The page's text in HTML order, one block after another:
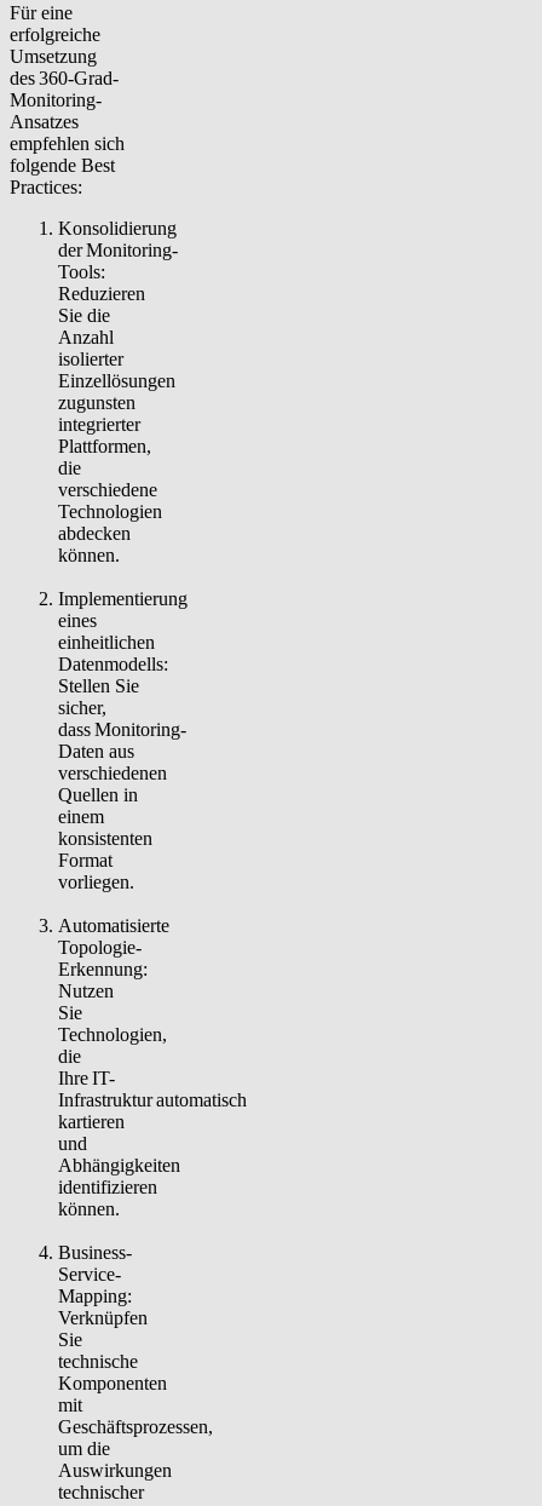
Für eine
erfolgreiche
Umsetzung
des 360-Grad-
Monitoring-
Ansatzes
empfehlen sich
folgende Best
Practices:
Konsolidierung
der Monitoring-
Tools:
Reduzieren
Sie die
Anzahl
isolierter
Einzellösungen
zugunsten
integrierter
Plattformen,
die
verschiedene
Technologien
abdecken
können.
Implementierung
eines
einheitlichen
Datenmodells:
Stellen Sie
sicher,
dass Monitoring-
Daten aus
verschiedenen
Quellen in
einem
konsistenten
Format
vorliegen.
Automatisierte
Topologie-
Erkennung:
Nutzen
Sie
Technologien,
die
Ihre IT-
Infrastruktur automatisch
kartieren
und
Abhängigkeiten
identifizieren
können.
Business-
Service-
Mapping:
Verknüpfen
Sie
technische
Komponenten
mit
Geschäftsprozessen,
um die
Auswirkungen
technischer